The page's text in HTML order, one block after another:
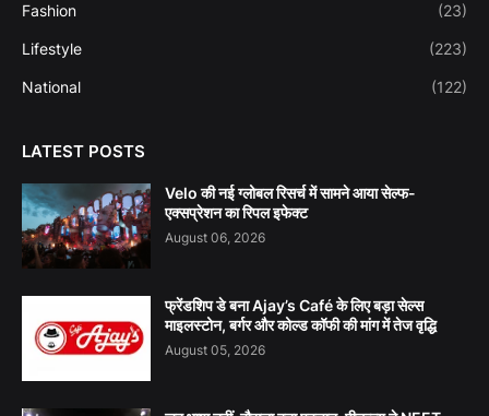
Fashion (23)
Lifestyle (223)
National (122)
LATEST POSTS
Velo की नई ग्लोबल रिसर्च में सामने आया सेल्फ-
एक्सप्रेशन का रिपल इफेक्ट
August 06, 2026
फ्रेंडशिप डे बना Ajay’s Café के लिए बड़ा सेल्स
माइलस्टोन, बर्गर और कोल्ड कॉफी की मांग में तेज वृद्धि
August 05, 2026